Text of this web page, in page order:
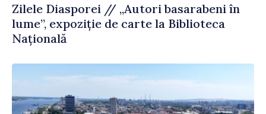
Zilele Diasporei // „Autori basarabeni în
lume”, expoziție de carte la Biblioteca
Națională